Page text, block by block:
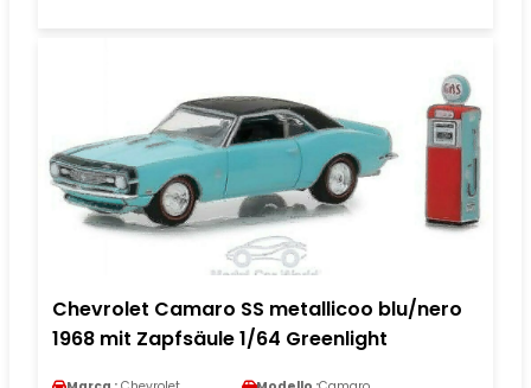
Chevrolet Camaro SS metallicoo blu/nero
1968 mit Zapfsäule 1/64 Greenlight